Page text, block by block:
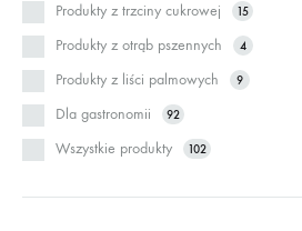
Produkty z trzciny cukrowej 15
Produkty z otrąb pszennych 4
Produkty z liści palmowych 9
Dla gastronomii 92
Wszystkie produkty 102